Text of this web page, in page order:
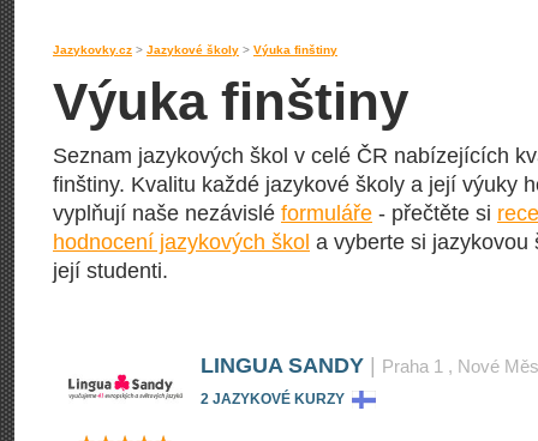
Jazykovky.cz > Jazykové školy > Výuka finštiny
Výuka finštiny
Seznam jazykových škol v celé ČR nabízejících
finštiny. Kvalitu každé jazykové školy a její výuky
vyplňují naše nezávislé formuláře - přečtěte si
hodnocení jazykových škol a vyberte si jazykovou
její studenti.
LINGUA SANDY Praha 1 , Nové
2 JAZYKOVÉ KURZY